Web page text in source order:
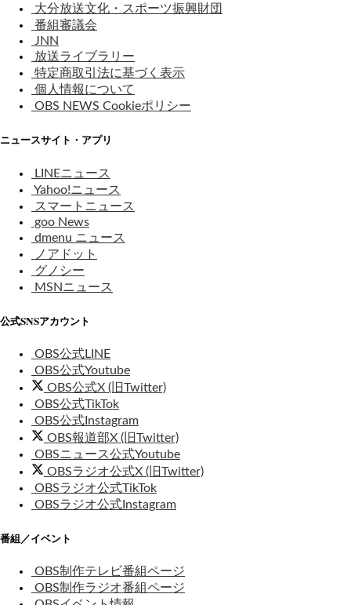
大分放送文化・スポーツ振興財団
番組審議会
JNN
放送ライブラリー
特定商取引法に基づく表示
個人情報について
OBS NEWS Cookieポリシー
ニュースサイト・アプリ
LINEニュース
Yahoo!ニュース
スマートニュース
goo News
dmenu ニュース
ノアドット
グノシー
MSNニュース
公式SNSアカウント
OBS公式LINE
OBS公式Youtube
OBS公式X (旧Twitter)
OBS公式TikTok
OBS公式Instagram
OBS報道部X (旧Twitter)
OBSニュース公式Youtube
OBSラジオ公式X (旧Twitter)
OBSラジオ公式TikTok
OBSラジオ公式Instagram
番組／イベント
OBS制作テレビ番組ページ
OBS制作ラジオ番組ページ